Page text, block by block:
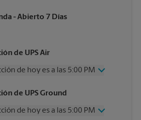
- Abierto 7 Días
de UPS Air
de hoy es a las 5:00 PM
PM
PM
de UPS Ground
de hoy es a las 5:00 PM